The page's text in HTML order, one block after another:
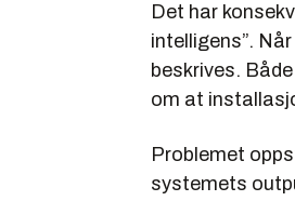
Det har
intelligens”.
beskrives.
om at
Problemet
systemets